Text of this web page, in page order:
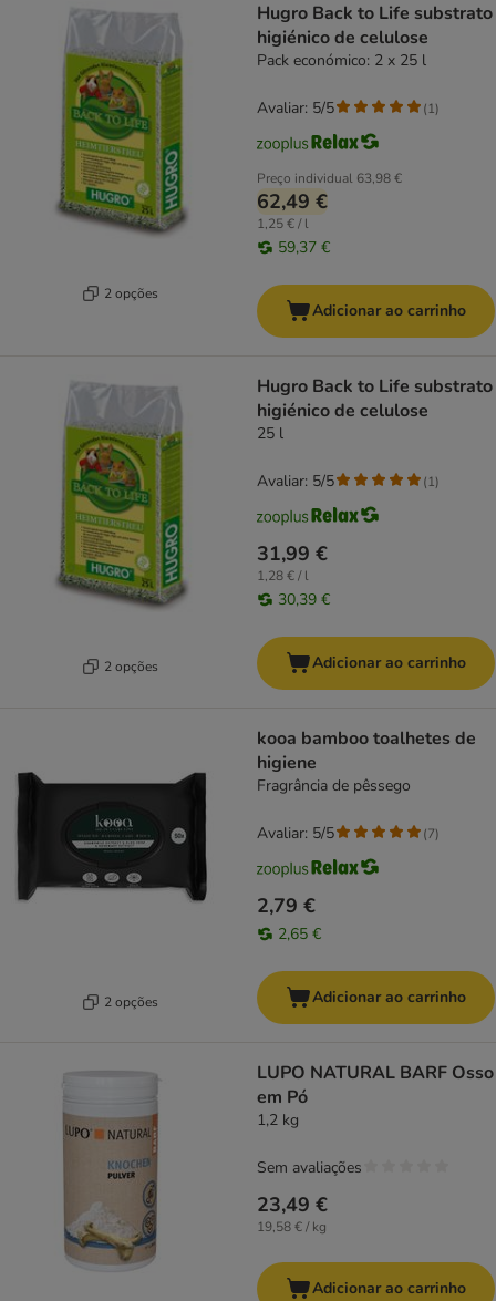
2 opções
Hugro Back to Life substrato
higiénico de celulose
Pack económico: 2 x 25 l
Preço individual 63,98 €
62,49 €
1,25 € / l
59,37 €
Avaliar: 5/5 (1)
Adicionar ao carrinho
2 opções
Hugro Back to Life substrato
higiénico de celulose
25 l
31,99 €
1,28 € / l
30,39 €
Avaliar: 5/5 (1)
Adicionar ao carrinho
2 opções
kooa bamboo toalhetes de
higiene
Fragrância de pêssego
2,79 €
2,65 €
Avaliar: 5/5 (7)
Adicionar ao carrinho
LUPO NATURAL BARF Osso
em Pó
1,2 kg
23,49 €
19,58 € / kg
Sem avaliações
Adicionar ao carrinho